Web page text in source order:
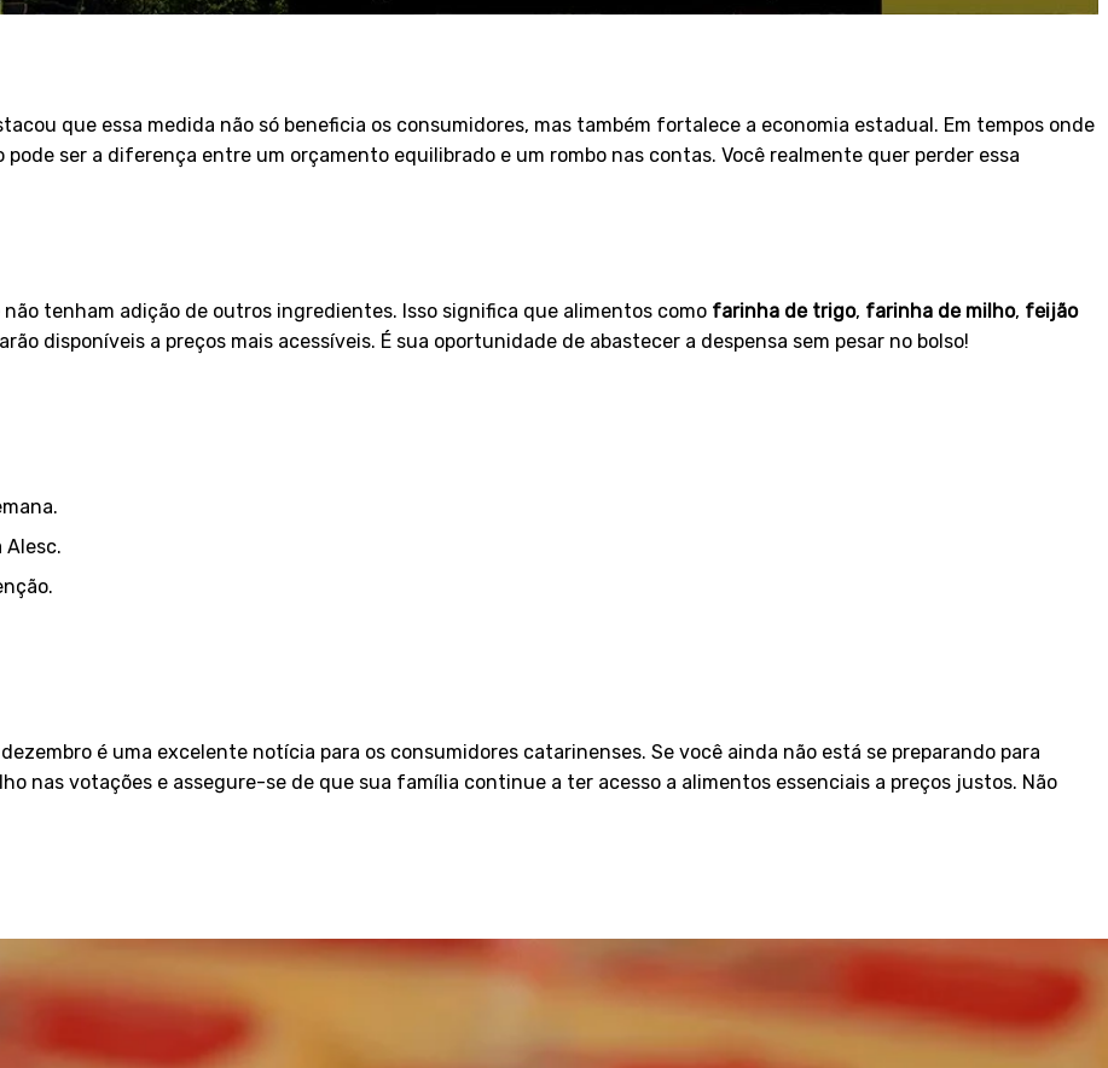
que essa medida não só beneficia os consumidores, mas também fortalece a economia estadual. Em tempos onde
ser a diferença entre um orçamento equilibrado e um rombo nas contas. Você realmente quer perder essa
tenham adição de outros ingredientes. Isso significa que alimentos como farinha de trigo, farinha de milho, feijão
disponíveis a preços mais acessíveis. É sua oportunidade de abastecer a despensa sem pesar no bolso!
Alesc.
é uma excelente notícia para os consumidores catarinenses. Se você ainda não está se preparando para
nas votações e assegure-se de que sua família continue a ter acesso a alimentos essenciais a preços justos. Não